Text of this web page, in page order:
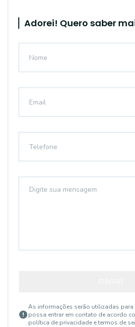
Adorei! Quero saber
As informações serão utilizadas
possa entrar em contato de acordo
política de privacidade e termos de